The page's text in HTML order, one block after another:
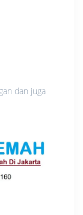
dan juga